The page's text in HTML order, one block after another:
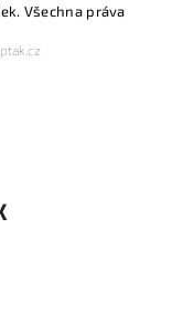
. Všechna práva